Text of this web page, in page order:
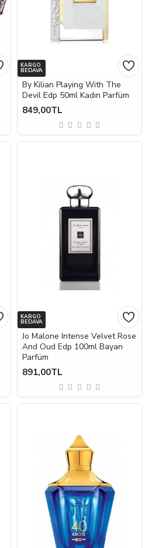
KARGO
BEDAVA
By Kilian Playing With The
Devil Edp 50ml Kadın Parfüm
849,00TL
KARGO
BEDAVA
Jo Malone Intense Velvet Rose
And Oud Edp 100ml Bayan
Parfüm
891,00TL